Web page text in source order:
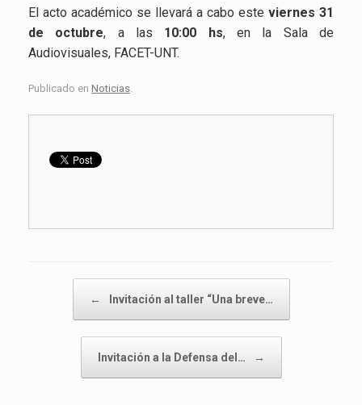
El acto académico se llevará a cabo este viernes 31
de octubre, a las 10:00 hs, en la Sala de
Audiovisuales, FACET-UNT.
Publicado en Noticias
← Invitación al taller “Una breve…
Invitación a la Defensa del… →